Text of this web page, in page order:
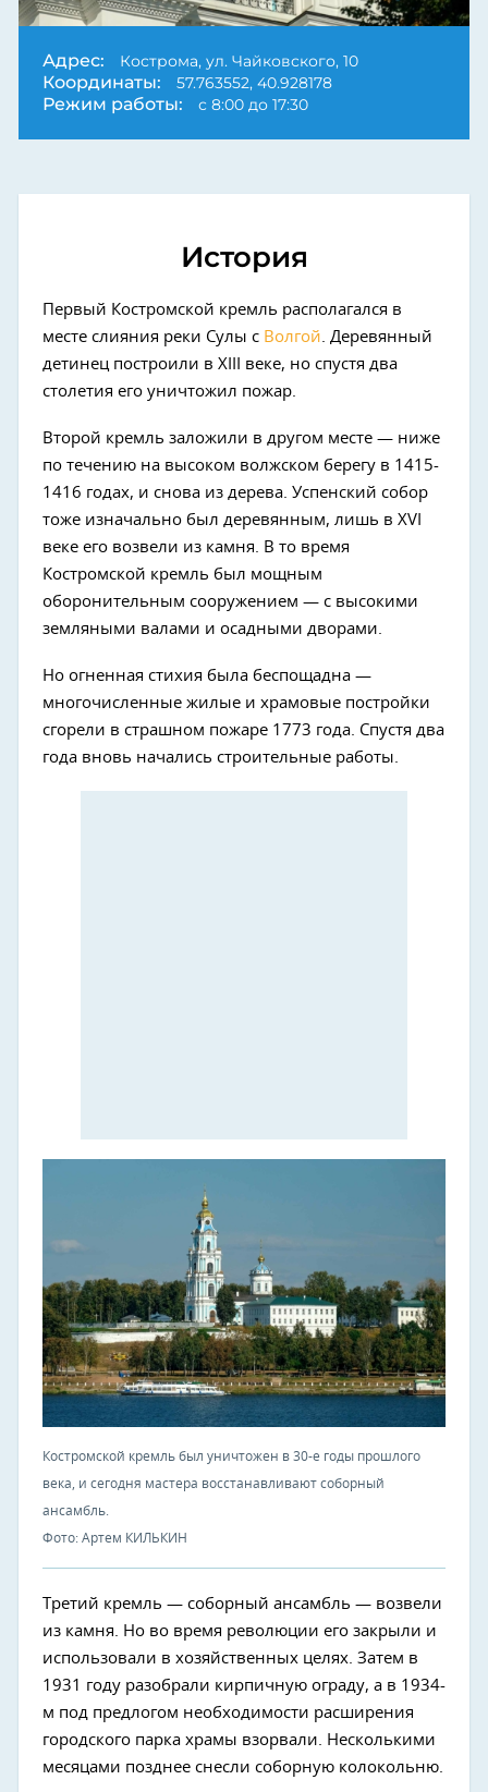
Адрес: Кострома, ул. Чайковского, 10
Координаты: 57.763552, 40.928178
Режим работы: с 8:00 до 17:30
История
Первый Костромской кремль располагался в
месте слияния реки Сулы с Волгой . Деревянный
детинец построили в XIII веке, но спустя два
столетия его уничтожил пожар.
Второй кремль заложили в другом месте — ниже
по течению на высоком волжском берегу в 1415-
1416 годах, и снова из дерева. Успенский собор
тоже изначально был деревянным, лишь в XVI
веке его возвели из камня. В то время
Костромской кремль был мощным
оборонительным сооружением — с высокими
земляными валами и осадными дворами.
Но огненная стихия была беспощадна —
многочисленные жилые и храмовые постройки
сгорели в страшном пожаре 1773 года. Спустя два
года вновь начались строительные работы.
Костромской кремль был уничтожен в 30-е годы прошлого
века, и сегодня мастера восстанавливают соборный
ансамбль.
Фото: Артем КИЛЬКИН
Третий кремль — соборный ансамбль — возвели
из камня. Но во время революции его закрыли и
использовали в хозяйственных целях. Затем в
1931 году разобрали кирпичную ограду, а в 1934-
м под предлогом необходимости расширения
городского парка храмы взорвали. Несколькими
месяцами позднее снесли соборную колокольню.